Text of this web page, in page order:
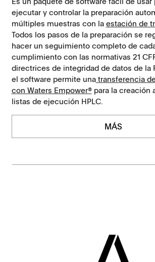
ejecutar y controlar la preparación
múltiples muestras con la estación de
Todos los pasos de la preparación se
hacer un seguimiento completo de
cumplimiento con las normativas 21
directrices de integridad de datos de la
el software permite unatransferencia
con Waters Empower®para la creación
listas de ejecución HPLC.
MÁS